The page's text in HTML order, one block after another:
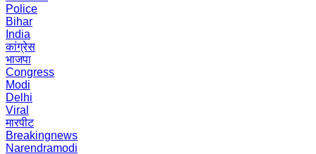
Police
Bihar
India
कांग्रेस
भाजपा
Congress
Modi
Delhi
Viral
मारपीट
Breakingnews
Narendramodi